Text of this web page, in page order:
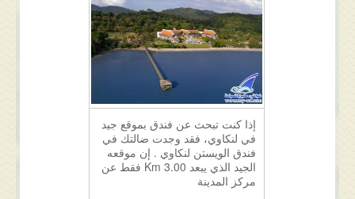
إذا كنت تبحث عن فندق بموقع جيد
في لنكاوي، فقد وجدت ضالتك في
فندق الويستن لنكاوي . إن موقعه
الجيد الذي يبعد 3.00 Km فقط عن
مركز المدينة